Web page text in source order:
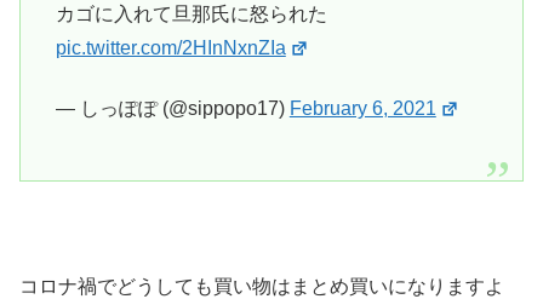
カゴに入れて旦那氏に怒られた
pic.twitter.com/2HInNxnZIa
— しっぽぽ (@sippopo17) February 6, 2021
コロナ禍でどうしても買い物はまとめ買いになりますよ